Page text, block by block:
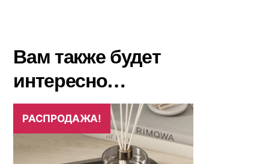
Вам также будет
интересно…
РАСПРОДАЖА!